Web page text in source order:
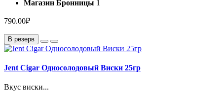
Магазин Бронницы 1
790.00₽
В резерв
Jent Cigar Односолодовый Виски 25гр
Вкус виски...